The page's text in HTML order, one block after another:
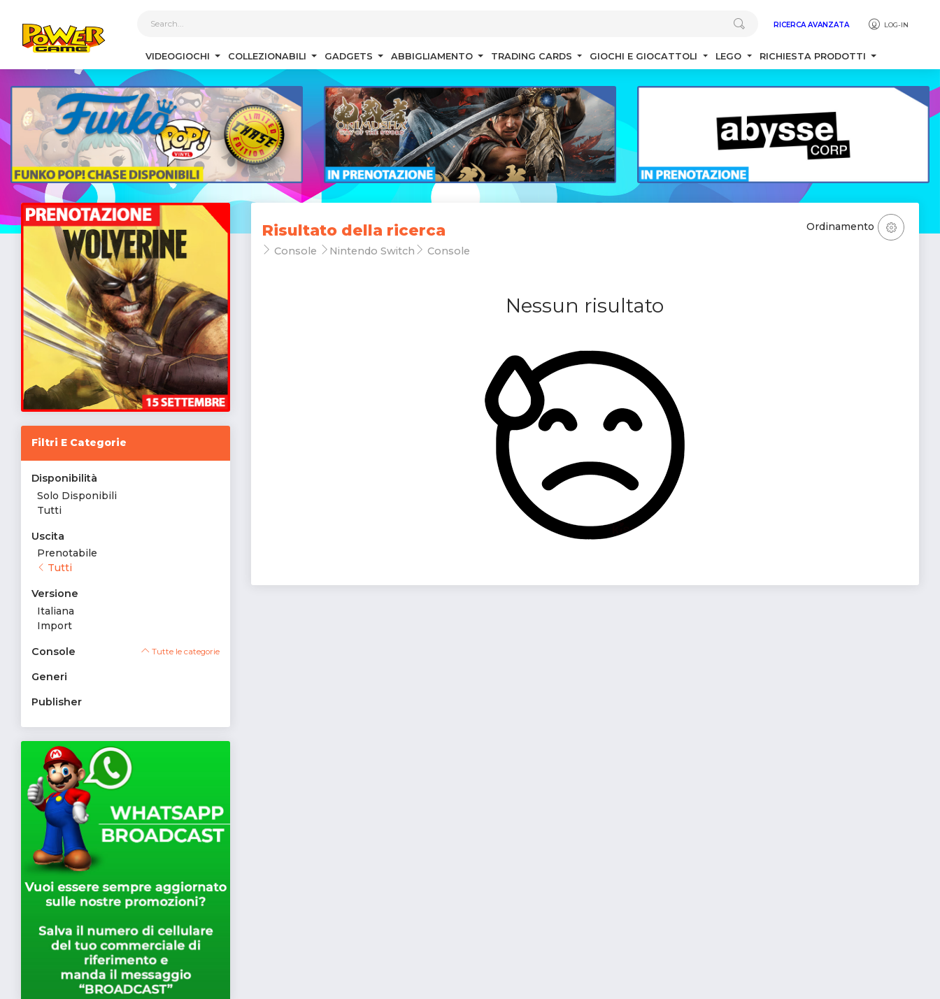
RICERCA AVANZATA LOG-IN
VIDEOGIOCHI COLLEZIONABILI GADGETS ABBIGLIAMENTO TRADING CARDS GIOCHI E GIOCATTOLI LEGO RICHIESTA PRODOTTI
Filtri E Categorie
Disponibilità
Solo Disponibili
Tutti
Uscita
Prenotabile
Tutti
Versione
Italiana
Import
Console Tutte le categorie
Generi
Publisher
Risultato della ricerca
Console Nintendo Switch Console
Nessun risultato
Ordinamento